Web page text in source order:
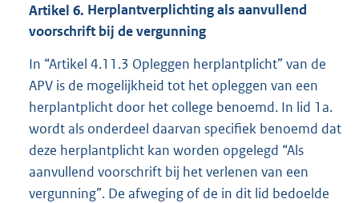
Artikel 6. Herplantverplichting als aanvullend
voorschrift bij de vergunning
In “Artikel 4.11.3 Opleggen herplantplicht” van de
APV is de mogelijkheid tot het opleggen van een
herplantplicht door het college benoemd. In lid 1a.
wordt als onderdeel daarvan specifiek benoemd dat
deze herplantplicht kan worden opgelegd “Als
aanvullend voorschrift bij het verlenen van een
vergunning”. De afweging of de in dit lid bedoelde